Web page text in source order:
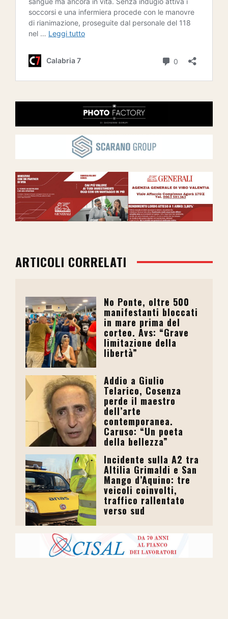
ARTICOLI CORRELATI
No Ponte, oltre 500
manifestanti bloccati
in mare prima del
corteo. Avs: “Grave
limitazione della
libertà”
Addio a Giulio
Telarico, Cosenza
perde il maestro
dell’arte
contemporanea.
Caruso: “Un poeta
della bellezza”
Incidente sulla A2 tra
Altilia Grimaldi e San
Mango d’Aquino: tre
veicoli coinvolti,
traffico rallentato
verso sud